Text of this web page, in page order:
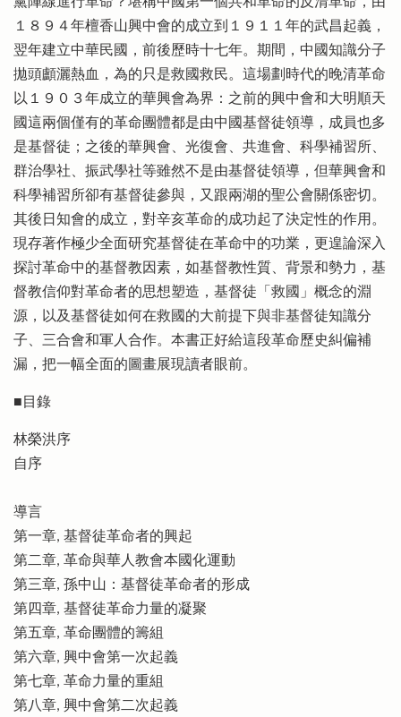
１８９４年檀香山興中會的成立到１９１１年的武昌起義，
翌年建立中華民國，前後歷時十七年。期間，中國知識分子
拋頭顱灑熱血，為的只是救國救民。這場劃時代的晚清革命
以１９０３年成立的華興會為界：之前的興中會和大明順天
國這兩個僅有的革命團體都是由中國基督徒領導，成員也多
是基督徒；之後的華興會、光復會、共進會、科學補習所、
群治學社、振武學社等雖然不是由基督徒領導，但華興會和
科學補習所卻有基督徒參與，又跟兩湖的聖公會關係密切。
其後日知會的成立，對辛亥革命的成功起了決定性的作用。
現存著作極少全面研究基督徒在革命中的功業，更遑論深入
探討革命中的基督教因素，如基督教性質、背景和勢力，基
督教信仰對革命者的思想塑造，基督徒「救國」概念的淵
源，以及基督徒如何在救國的大前提下與非基督徒知識分
子、三合會和軍人合作。本書正好給這段革命歷史糾偏補
漏，把一幅全面的圖畫展現讀者眼前。
■目錄
林榮洪序
自序
導言
第一章, 基督徒革命者的興起
第二章, 革命與華人教會本國化運動
第三章, 孫中山：基督徒革命者的形成
第四章, 基督徒革命力量的凝聚
第五章, 革命團體的籌組
第六章, 興中會第一次起義
第七章, 革命力量的重組
第八章, 興中會第二次起義